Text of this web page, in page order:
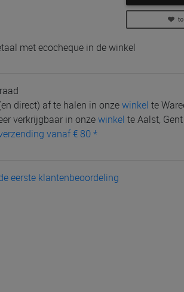
met ecocheque in de winkel
direct) af te halen in onzewinkel te
verkrijgbaar in onzewinkel te Aalst,
vanaf € 80 *
eerste klantenbeoordeling